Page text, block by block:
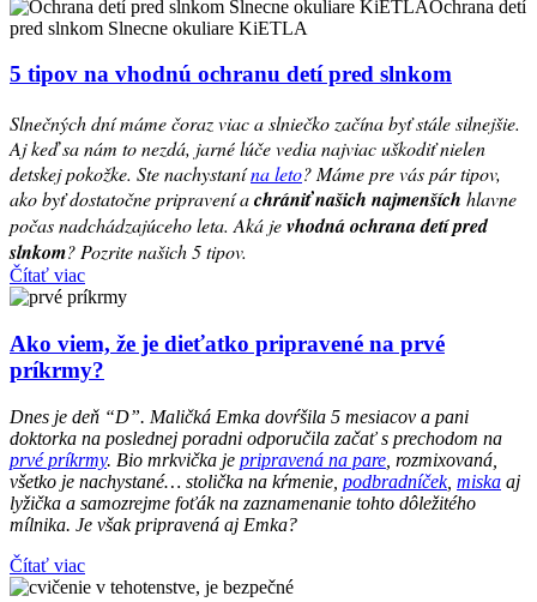
5 tipov na vhodnú ochranu detí pred slnkom
Slnečných dní máme čoraz viac a slniečko začína byť stále silnejšie.
Aj keď sa nám to nezdá, jarné lúče vedia najviac uškodiť nielen
detskej pokožke. Ste nachystanína leto? Máme pre vás pár tipov,
ako byť dostatočne pripravení achrániť našich najmenších hlavne
počas nadchádzajúceho leta. Aká jevhodná ochrana detí pred
slnkom? Pozrite našich 5 tipov.
Čítať viac
Ako viem, že je dieťatko pripravené na prvé
príkrmy?
Dnes je deň “D”. Maličká Emka dovŕšila 5 mesiacov a pani
doktorka na poslednej poradni odporučila začať s prechodom na
prvé príkrmy. Bio mrkvička je pripravená na pare , rozmixovaná,
všetko je nachystané… stolička na kŕmenie, podbradníček, miska aj
lyžička a samozrejme foťák na zaznamenanie tohto dôležitého
mílnika. Je však pripravená aj Emka?
Čítať viac